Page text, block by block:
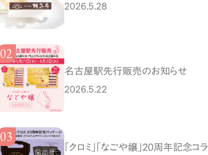
2026.5.28
名古屋駅先行販売のお知らせ
2026.5.22
「クロミ」「なごや嬢」20周年記念コ